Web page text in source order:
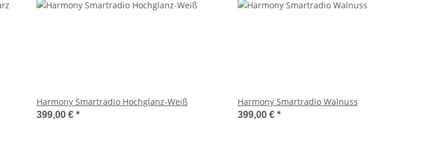
Harmony Smartradio Hochglanz-Weiß
399,00 € *
Harmony Smartradio Walnuss
399,00 € *